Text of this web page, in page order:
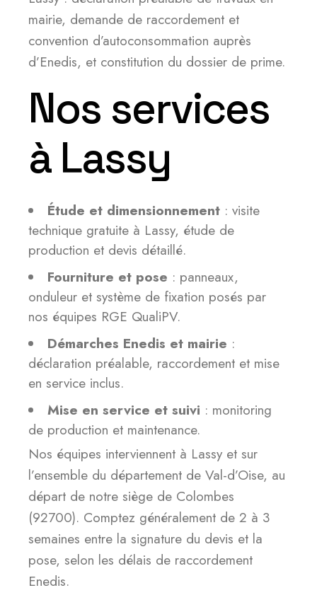
mairie, demande de raccordement et
convention d’autoconsommation auprès
d’Enedis, et constitution du dossier de prime.
Nos services
à Lassy
Étude et dimensionnement : visite
technique gratuite à Lassy, étude de
production et devis détaillé.
Fourniture et pose : panneaux,
onduleur et système de fixation posés par
nos équipes RGE QualiPV.
Démarches Enedis et mairie :
déclaration préalable, raccordement et mise
en service inclus.
Mise en service et suivi : monitoring
de production et maintenance.
Nos équipes interviennent à Lassy et sur
l’ensemble du département de Val-d’Oise, au
départ de notre siège de Colombes
(92700). Comptez généralement de 2 à 3
semaines entre la signature du devis et la
pose, selon les délais de raccordement
Enedis.